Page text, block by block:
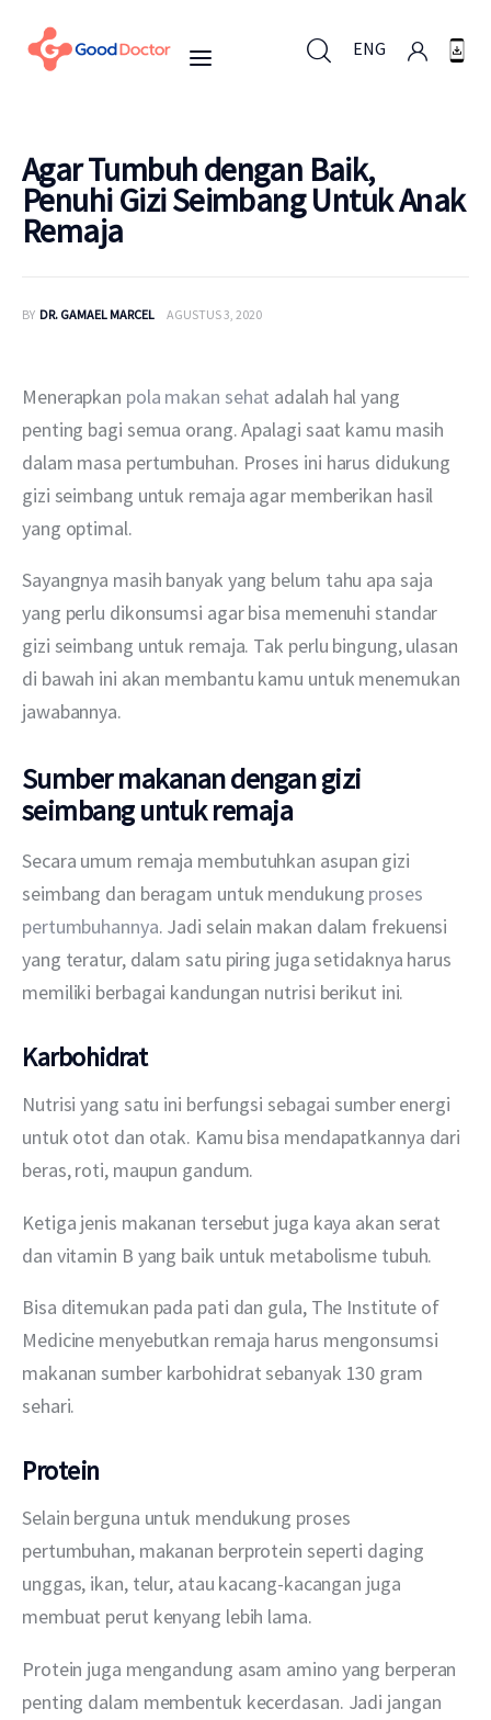
ENG
ENG
Untuk Bisnis
Berita
Layanan
Agar Tumbuh dengan Baik,
Penuhi Gizi Seimbang Untuk Anak
Remaja
BY DR. GAMAEL MARCEL AGUSTUS 3, 2020
Menerapkan pola makan sehat adalah hal yang
penting bagi semua orang. Apalagi saat kamu masih
dalam masa pertumbuhan. Proses ini harus didukung
gizi seimbang untuk remaja agar memberikan hasil
yang optimal.
Sayangnya masih banyak yang belum tahu apa saja
yang perlu dikonsumsi agar bisa memenuhi standar
gizi seimbang untuk remaja. Tak perlu bingung, ulasan
di bawah ini akan membantu kamu untuk menemukan
jawabannya.
Sumber makanan dengan gizi
seimbang untuk remaja
Secara umum remaja membutuhkan asupan gizi
seimbang dan beragam untuk mendukung proses
pertumbuhannya. Jadi selain makan dalam frekuensi
yang teratur, dalam satu piring juga setidaknya harus
memiliki berbagai kandungan nutrisi berikut ini.
Karbohidrat
Nutrisi yang satu ini berfungsi sebagai sumber energi
untuk otot dan otak. Kamu bisa mendapatkannya dari
beras, roti, maupun gandum.
Ketiga jenis makanan tersebut juga kaya akan serat
dan vitamin B yang baik untuk metabolisme tubuh.
Bisa ditemukan pada pati dan gula, The Institute of
Medicine menyebutkan remaja harus mengonsumsi
makanan sumber karbohidrat sebanyak 130 gram
sehari.
Protein
Selain berguna untuk mendukung proses
pertumbuhan, makanan berprotein seperti daging
unggas, ikan, telur, atau kacang-kacangan juga
membuat perut kenyang lebih lama.
Protein juga mengandung asam amino yang berperan
penting dalam membentuk kecerdasan. Jadi jangan